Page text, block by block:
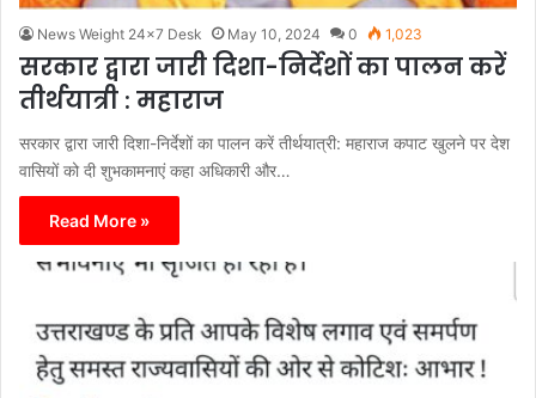
News Weight 24x7 Desk May 10, 2024 0 1,023
सरकार द्वारा जारी दिशा-निर्देशों का पालन करें
तीर्थयात्री : महाराज
सरकार द्वारा जारी दिशा-निर्देशों का पालन करें तीर्थयात्री: महाराज कपाट खुलने पर देश
वासियों को दी शुभकामनाएं कहा अधिकारी और…
Read More »